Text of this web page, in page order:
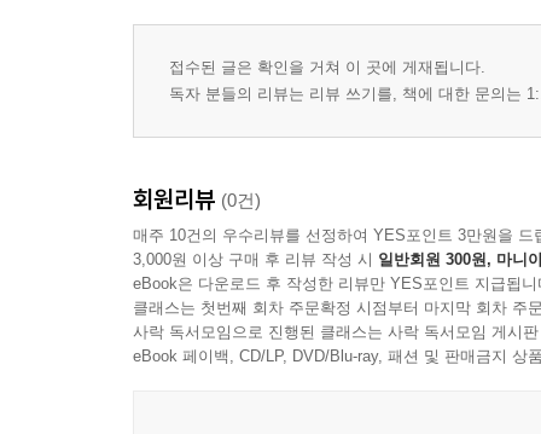
접수된 글은 확인을 거쳐 이 곳에 게재됩니다.
독자 분들의 리뷰는 리뷰 쓰기를, 책에 대한 문의는
회원리뷰 (0건)
매주 10건의 우수리뷰를 선정하여 YES포인트 3만원을 드
3,000원 이상 구매 후 리뷰 작성 시 일반회원 300원, 마니
eBook은 다운로드 후 작성한 리뷰만 YES포인트 지급됩니
클래스는 첫번째 회차 주문확정 시점부터 마지막 회차 주
사락 독서모임으로 진행된 클래스는 사락 독서모임 게시
eBook 페이백, CD/LP, DVD/Blu-ray, 패션 및 판매금지 상